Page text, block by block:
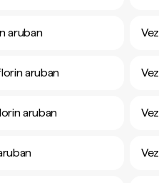
aruban
aruban
aruban